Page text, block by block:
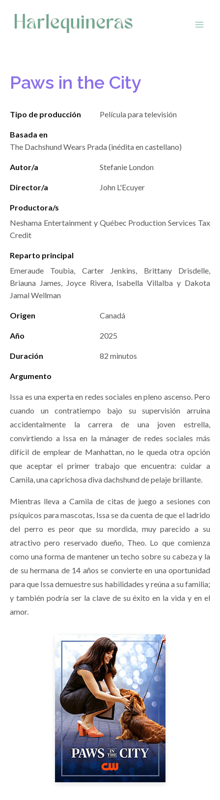
contenido
Paws in the City
Tipo de producción Película para televisión
Basada en
The Dachshund Wears Prada (inédita en castellano)
Autor/a Stefanie London
Director/a John L'Ecuyer
Productora/s
Neshama Entertainment y Québec Production Services Tax
Credit
Reparto principal
Emeraude Toubia, Carter Jenkins, Brittany Drisdelle,
Briauna James, Joyce Rivera, Isabella Villalba y Dakota
Jamal Wellman
Origen Canadá
Año 2025
Duración 82 minutos
Argumento
Issa es una experta en redes sociales en pleno ascenso. Pero
cuando un contratiempo bajo su supervisión arruina
accidentalmente la carrera de una joven estrella,
convirtiendo a Issa en la mánager de redes sociales más
difícil de emplear de Manhattan, no le queda otra opción
que aceptar el primer trabajo que encuentra: cuidar a
Camila, una caprichosa diva dachshund de pelaje brillante.
Mientras lleva a Camila de citas de juego a sesiones con
psíquicos para mascotas, Issa se da cuenta de que el ladrido
del perro es peor que su mordida, muy parecido a su
atractivo pero reservado dueño, Theo. Lo que comienza
como una forma de mantener un techo sobre su cabeza y la
de su hermana de 14 años se convierte en una oportunidad
para que Issa demuestre sus habilidades y reúna a su familia;
y también podría ser la clave de su éxito en la vida y en el
amor.